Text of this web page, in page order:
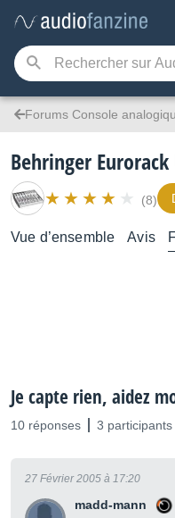
Forums Console
Behringer Eurorack
(8)
Vue d’ensemble Avis
Je capte rien, aidez
10 réponses 3 participants
madd-mann
27 Février 2005 à 17:20